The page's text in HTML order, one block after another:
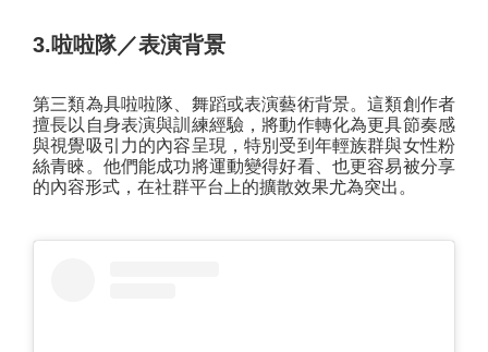
3.啦啦隊／表演背景
第三類為具啦啦隊、舞蹈或表演藝術背景。這類創作者
擅長以自身表演與訓練經驗，將動作轉化為更具節奏感
與視覺吸引力的內容呈現，特別受到年輕族群與女性粉
絲青睞。他們能成功將運動變得好看、也更容易被分享
的內容形式，在社群平台上的擴散效果尤為突出。